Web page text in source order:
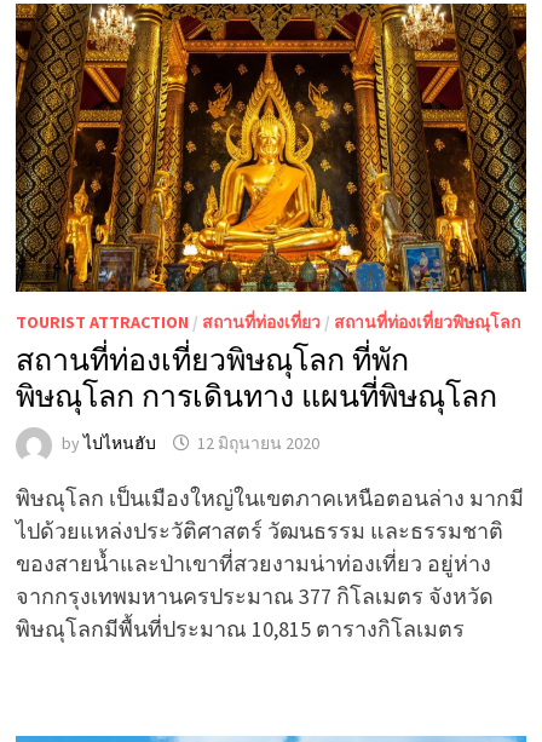
TOURIST ATTRACTION / สถานที่ท่องเที่ยว/ สถานที่ท่องเที่ยวพิษณุโลก
สถานที่ท่องเที่ยวพิษณุโลก ที่พัก
พิษณุโลก การเดินทาง แผนที่พิษณุโลก
byไปไหนฮับ 12 มิถุนายน 2020
พิษณุโลก เป็นเมืองใหญ่ในเขตภาคเหนือตอนล่าง มากมี
ไปด้วยแหล่งประวัติศาสตร์ วัฒนธรรม และธรรมชาติ
ของสายน้ำและป่าเขาที่สวยงามน่าท่องเที่ยว อยู่ห่าง
จากกรุงเทพมหานครประมาณ 377 กิโลเมตร จังหวัด
พิษณุโลกมีพื้นที่ประมาณ 10,815 ตารางกิโลเมตร